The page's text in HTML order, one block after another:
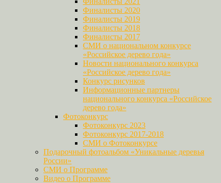
Финалисты 2020
Финалисты 2019
Финалисты 2018
Финалисты 2017
СМИ о национальном конкурсе
«Российское дерево года»
Новости национального конкурса
«Российское дерево года»
Конкурс рисунков
Информационные партнеры
национального конкурса «Российское
дерево года»
Фотоконкурс
Фотоконкурс 2023
Фотоконкурс 2017-2018
СМИ о Фотоконкурсе
Подарочный фотоальбом «Уникальные деревья
России»
СМИ о Программе
Видео о Программе